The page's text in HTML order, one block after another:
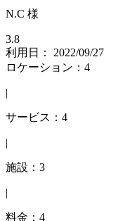
N.C 様
3.8
利用日： 2022/09/27
ロケーション：4
|
サービス：4
|
施設：3
|
料金：4